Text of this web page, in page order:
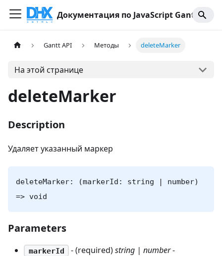
Документация по JavaScript Gantt
Gantt API Методы deleteMarker
На этой странице
deleteMarker
Description
Удаляет указанный маркер
deleteMarker: (markerId: string | number)
=> void
Parameters
markerId - (required)string | number-